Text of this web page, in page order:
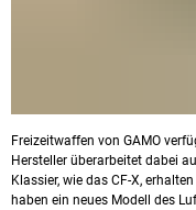
Freizeitwaffen von GAMO
Hersteller überarbeitet dabei
Klassier, wie das CF-X,
haben ein neues Modell des